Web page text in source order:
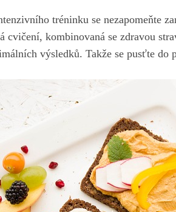
tréninku se nezapomeňte
cvičení, kombinovaná se zdravou
výsledků. Takže se pusťte do